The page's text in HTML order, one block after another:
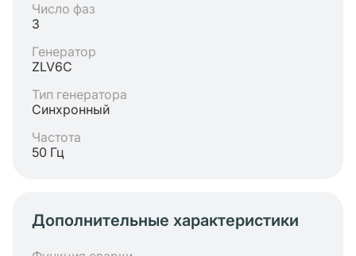
Число фаз
3
Генератор
ZLV6C
Тип генератора
Синхронный
Частота
50 Гц
Дополнительные характеристики